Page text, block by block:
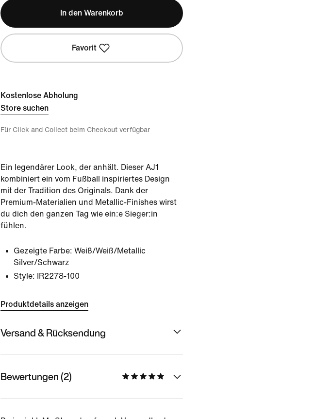
In den Warenkorb
Favorit
Kostenlose Abholung
Store suchen
Für Click and Collect beim Checkout verfügbar
Ein legendärer Look, der anhält. Dieser AJ1
kombiniert ein vom Fußball inspiriertes Design
mit der Tradition des Originals. Dank der
Premium-Materialien und Metallic-Finishes wirst
du dich den ganzen Tag wie ein:e Sieger:in
fühlen.
Gezeigte Farbe: Weiß/Weiß/Metallic
Silver/Schwarz
Style:
IR2278-100
Produktdetails anzeigen
Versand & Rücksendung
Bewertungen (2)